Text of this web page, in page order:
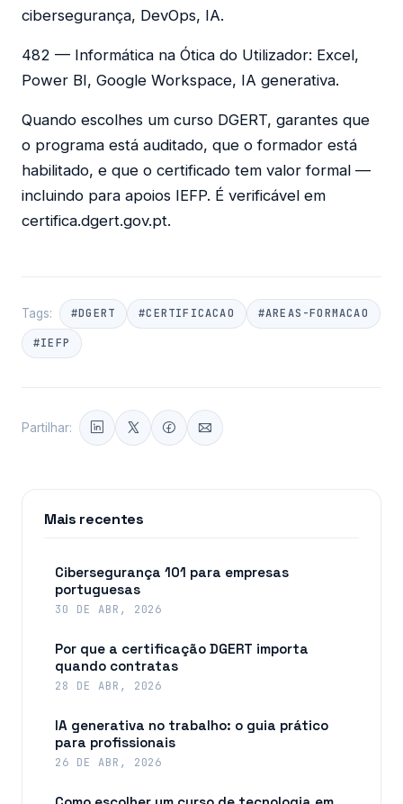
cibersegurança, DevOps, IA.
482 — Informática na Ótica do Utilizador: Excel,
Power BI, Google Workspace, IA generativa.
Quando escolhes um curso DGERT, garantes que
o programa está auditado, que o formador está
habilitado, e que o certificado tem valor formal —
incluindo para apoios IEFP. É verificável em
certifica.dgert.gov.pt.
Tags: #DGERT #CERTIFICACAO #AREAS-FORMACAO
#IEFP
Partilhar:
Mais recentes
Cibersegurança 101 para empresas
portuguesas
30 DE ABR, 2026
Por que a certificação DGERT importa
quando contratas
28 DE ABR, 2026
IA generativa no trabalho: o guia prático
para profissionais
26 DE ABR, 2026